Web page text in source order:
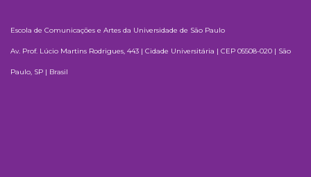
Escola de Comunicações e Artes da Universidade de São Paulo
Av. Prof. Lúcio Martins Rodrigues, 443 | Cidade Universitária | CEP 05508-020 | São
Paulo, SP | Brasil